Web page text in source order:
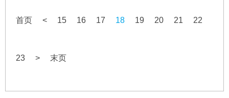
首页 < 15 16 17 18 19 20 21 22
23 > 末页